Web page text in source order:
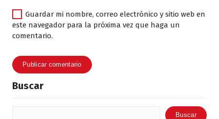
Guardar mi nombre, correo electrónico y sitio web en
este navegador para la próxima vez que haga un
comentario.
Buscar
Buscar